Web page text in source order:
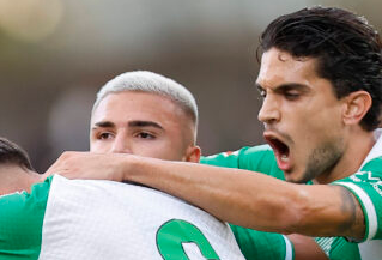
para terminar el episodio y permitió
los Nationals tuvieron una ligera ventaja
ganaron la batalla del slugging .549 a
de impulso en vivo y jugada a
washington